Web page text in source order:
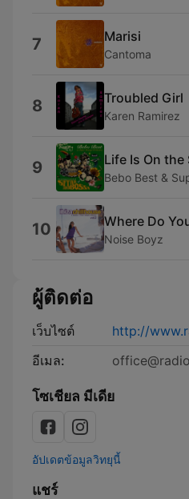
7 Marisi
Cantoma
8 Troubled Girl
Karen Ramirez
9 Life Is On the
Bebo Best &
10 Where Do
Noise Boyz
ผู้ติดต่อ
เว็บไซต์
http://
อีเมล:
โซเชียล มีเดีย
อัปเดตข้อมูลวิทยุนี้
แชร์